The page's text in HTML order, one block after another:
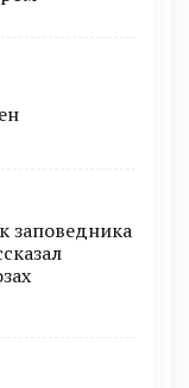
заповедника